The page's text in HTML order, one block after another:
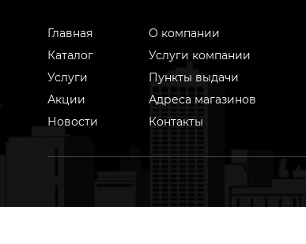
Главная
Каталог
Услуги
Акции
Новости
О компании
Услуги компании
Пункты выдачи
Адреса магазинов
Контакты